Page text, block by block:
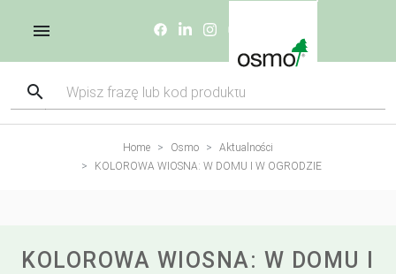
Home Osmo
Aktualności
KOLOROWA WIOSNA: W DOMU I W OGRODZIE
KOLOROWA WIOSNA: W DOMU I